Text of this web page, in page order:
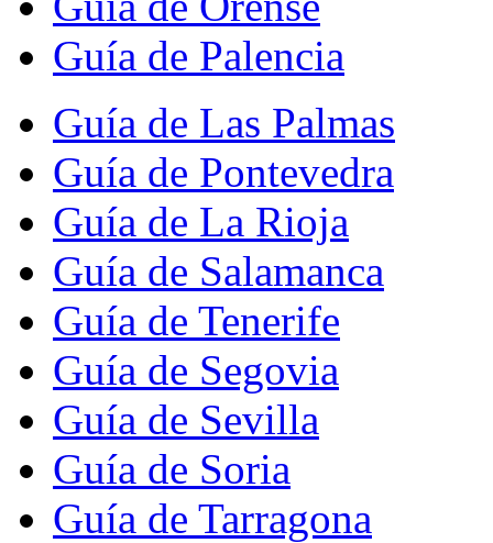
Guía de Palencia
Guía de Las Palmas
Guía de Pontevedra
Guía de La Rioja
Guía de Salamanca
Guía de Tenerife
Guía de Segovia
Guía de Sevilla
Guía de Soria
Guía de Tarragona